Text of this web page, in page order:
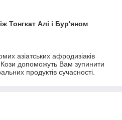
Тонгкат Алі і Бур'яном
азіатських афродизіаків
Кози допоможуть Вам зупинити
продуктів сучасності.